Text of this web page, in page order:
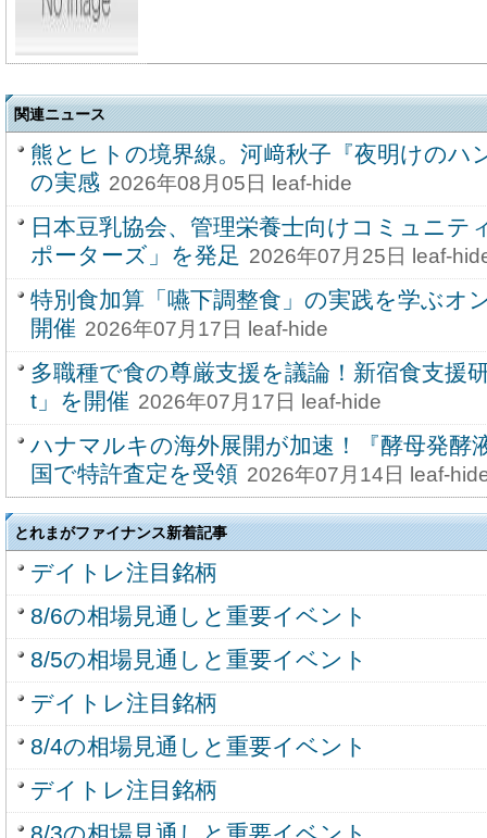
関連ニュース
熊とヒトの境界線。河﨑秋子『夜明けのハ
の実感 2026年08月05日 leaf-hide
日本豆乳協会、管理栄養士向けコミュニテ
ポーターズ」を発足 2026年07月25日 leaf-
特別食加算「嚥下調整食」の実践を学ぶオ
開催 2026年07月17日 leaf-hide
多職種で食の尊厳支援を議論！新宿食支援
t」を開催 2026年07月17日 leaf-hide
ハナマルキの海外展開が加速！『酵母発酵
国で特許査定を受領 2026年07月14日 leaf-
とれまがファイナンス新着記事
デイトレ注目銘柄
8/6の相場見通しと重要イベント
8/5の相場見通しと重要イベント
デイトレ注目銘柄
8/4の相場見通しと重要イベント
デイトレ注目銘柄